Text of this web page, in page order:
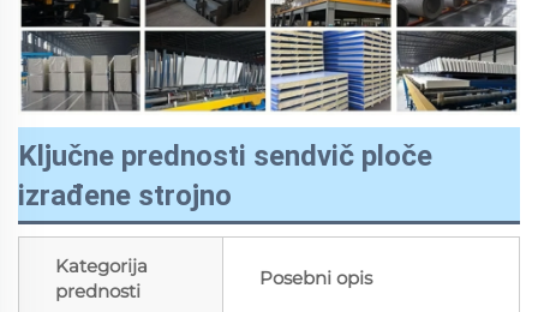
Ključne prednosti sendvič ploče
izrađene strojno
Kategorija
prednosti
Posebni opis